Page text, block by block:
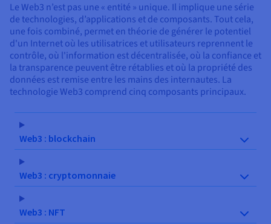
Le Web3 n’est pas une « entité » unique. Il implique une série
de technologies, d’applications et de composants. Tout cela,
une fois combiné, permet en théorie de générer le potentiel
d'un Internet où les utilisatrices et utilisateurs reprennent le
contrôle, où l'information est décentralisée, où la confiance et
la transparence peuvent être rétablies et où la propriété des
données est remise entre les mains des internautes. La
technologie Web3 comprend cinq composants principaux.
Web3 : blockchain
Web3 : cryptomonnaie
Web3 : NFT